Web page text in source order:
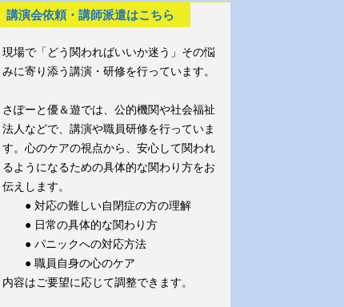
講演会依頼・講師派遣はこちら
現場で「どう関わればいいか迷う」その悩
みに寄り添う講演・研修を行っています。
さぽーと優＆遊では、公的機関や社会福祉
法人などで、講演や職員研修を行っていま
す。心のケアの視点から、安心して関われ
るようになるための具体的な関わり方をお
伝えします。
● 対応の難しい自閉症の方の理解
● 日常の具体的な関わり方
● パニックへの対応方法
● 職員自身の心のケア
内容はご要望に応じて調整できます。